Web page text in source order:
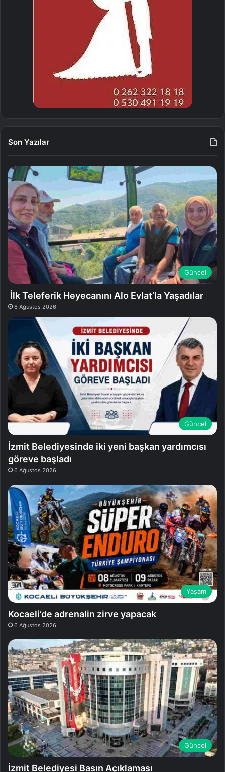
Son Yazılar
Güncel
İlk Teleferik Heyecanını Alo Evlat’la Yaşadılar
6 Ağustos 2026
Güncel
İzmit Belediyesinde iki yeni başkan yardımcısı
göreve başladı
6 Ağustos 2026
Yaşam
Kocaeli’de adrenalin zirve yapacak
6 Ağustos 2026
Güncel
İzmit Belediyesi Basın Açıklaması